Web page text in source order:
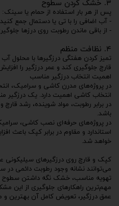
۳. خشک کردن سطوح
پس از هر بار استفاده از حمام یا سینک:
- آب اضافی را با تی یا دستمال جمع
- از باقی ماندن رطوبت روی درزها
۴. نظافت منظم
تمیز کردن هفتگی درزگیرها با محلول
قارچ جلوگیری کند و عمر درزگیر را
اهمیت انتخاب درزگیر مناسب
در پروژه‌های مدرن کاشی و سرامیک،
انتخاب کاشی اهمیت دارد. یک درزگیر
در برابر رطوبت، مواد شوینده، رشد
باشد.
در پروژه‌های حرفه‌ای نصب کاشی،
استاندارد و مقاوم در برابر کپک باعث
خواهد شد.
کپک و قارچ روی درزگیرهای سیلیکونی
می‌توانند نشانه وجود رطوبت دائمی در
تهویه مناسب، خشک نگه داشتن سطوح و
مهم‌ترین راهکارهای جلوگیری از این
عمق درزگیر، تعویض کامل آن بهترین و